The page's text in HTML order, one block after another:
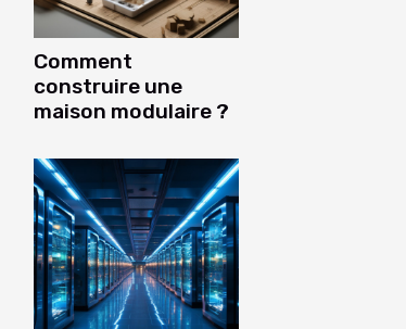
Comment
construire une
maison modulaire ?